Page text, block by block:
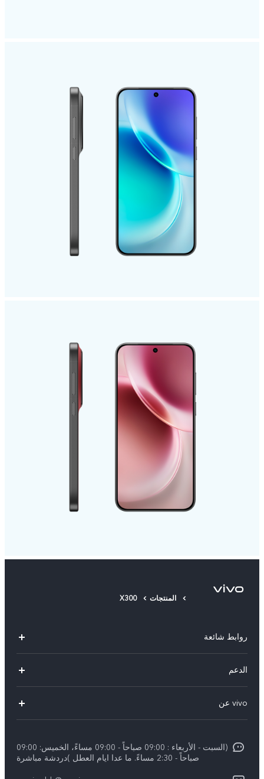
المنتجات X300
روابط شائعة
X300 (New)
X200 FE (New)
الدعم
مركز الخدمة
Funtouch OS
vivo عن
نبذة عنا
مركز الخصوصية لدى vivo
(السبت - الأربعاء : 09:00 صباحاً - 09:00 مساءً، الخميس: 09:00
صباحاً - 2:30 مساءً. ما عدا ايام العطل )دردشة مباشرة